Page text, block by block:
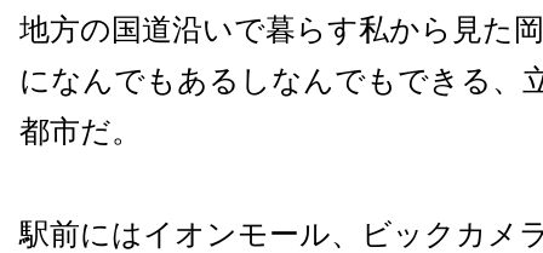
地方の国道沿いで暮らす私から見た
になんでもあるしなんでもできる、
都市だ。
駅前にはイオンモール、ビックカメ